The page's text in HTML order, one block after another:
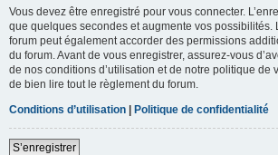
Vous devez être enregistré pour vous connecter.
que quelques secondes et augmente vos possibilités.
forum peut également accorder des permissions
du forum. Avant de vous enregistrer, assurez-vous
de nos conditions d’utilisation et de notre politique de
de bien lire tout le règlement du forum.
Conditions d’utilisation | Politique de confidentialité
S’enregistrer